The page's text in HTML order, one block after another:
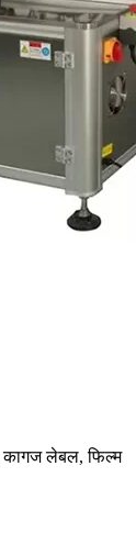
कागज लेबल, फिल्म